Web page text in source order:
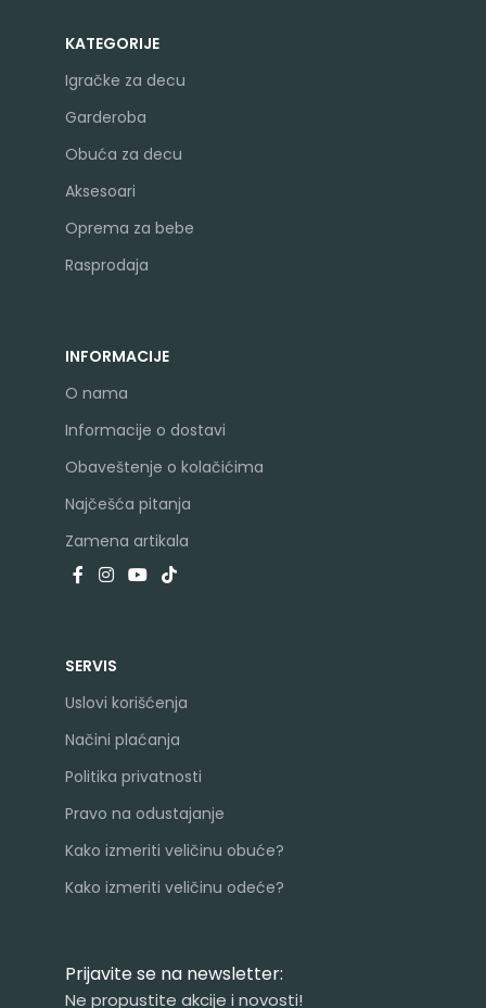
KATEGORIJE
Igračke za decu
Garderoba
Obuća za decu
Aksesoari
Oprema za bebe
Rasprodaja
INFORMACIJE
O nama
Informacije o dostavi
Obaveštenje o kolačićima
Najčešća pitanja
Zamena artikala
SERVIS
Uslovi korišćenja
Načini plaćanja
Politika privatnosti
Pravo na odustajanje
Kako izmeriti veličinu obuće?
Kako izmeriti veličinu odeće?
Prijavite se na newsletter:
Ne propustite akcije i novosti!